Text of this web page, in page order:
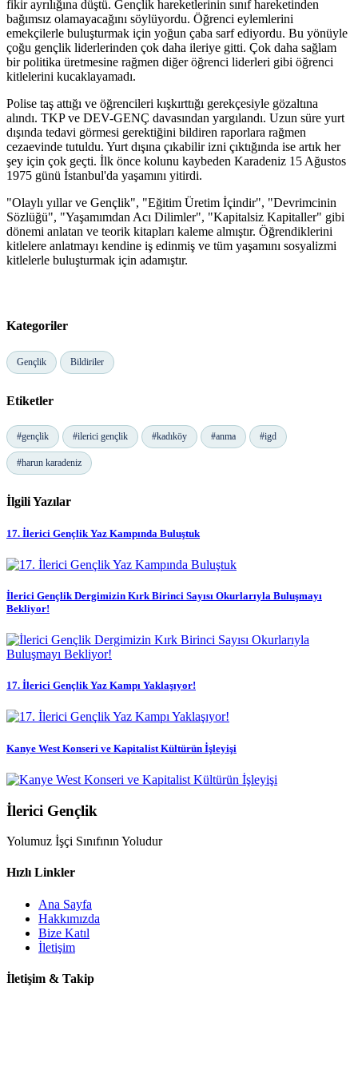
fikir ayrılığına düştü. Gençlik hareketlerinin sınıf hareketinden
bağımsız olamayacağını söylüyordu. Öğrenci eylemlerini
emekçilerle buluşturmak için yoğun çaba sarf ediyordu. Bu yönüyle
çoğu gençlik liderlerinden çok daha ileriye gitti. Çok daha sağlam
bir politika üretmesine rağmen diğer öğrenci liderleri gibi öğrenci
kitlelerini kucaklayamadı.
Polise taş attığı ve öğrencileri kışkırttığı gerekçesiyle gözaltına
alındı. TKP ve DEV-GENÇ davasından yargılandı. Uzun süre yurt
dışında tedavi görmesi gerektiğini bildiren raporlara rağmen
cezaevinde tutuldu. Yurt dışına çıkabilir izni çıktığında ise artık her
şey için çok geçti. İlk önce kolunu kaybeden Karadeniz 15 Ağustos
1975 günü İstanbul'da yaşamını yitirdi.
"Olaylı yıllar ve Gençlik", "Eğitim Üretim İçindir", "Devrimcinin
Sözlüğü", "Yaşamımdan Acı Dilimler", "Kapitalsiz Kapitaller" gibi
dönemi anlatan ve teorik kitapları kaleme almıştır. Öğrendiklerini
kitlelere anlatmayı kendine iş edinmiş ve tüm yaşamını sosyalizmi
kitlelerle buluşturmak için adamıştır.
Kategoriler
Gençlik Bildiriler
Etiketler
#gençlik #ilerici gençlik #kadıköy #anma #igd
#harun karadeniz
İlgili Yazılar
17. İlerici Gençlik Yaz Kampında Buluştuk
İlerici Gençlik Dergimizin Kırk Birinci Sayısı Okurlarıyla Buluşmayı
Bekliyor!
17. İlerici Gençlik Yaz Kampı Yaklaşıyor!
Kanye West Konseri ve Kapitalist Kültürün İşleyişi
İlerici Gençlik
Yolumuz İşçi Sınıfının Yoludur
Hızlı Linkler
Ana Sayfa
Hakkımızda
Bize Katıl
İletişim
İletişim & Takip